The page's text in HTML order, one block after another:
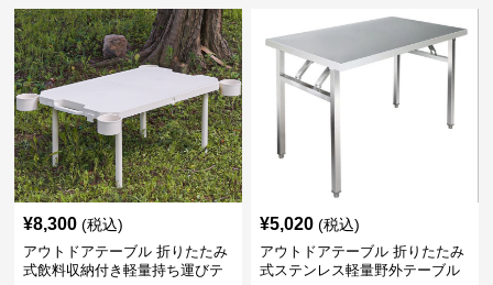
¥8,300 (税込)
アウトドアテーブル 折りたたみ
式飲料収納付き軽量持ち運びテ
¥5,020 (税込)
アウトドアテーブル 折りたたみ
式ステンレス軽量野外テーブル